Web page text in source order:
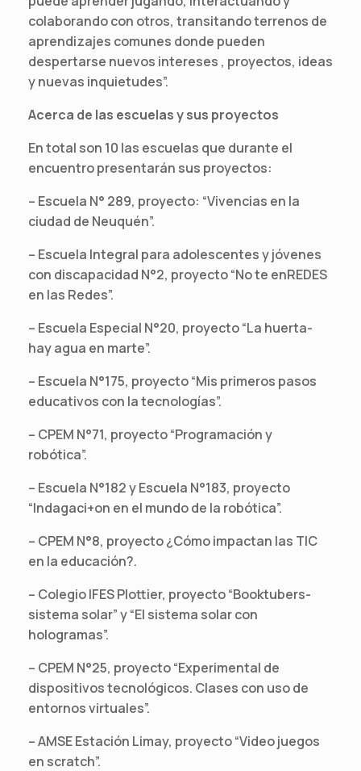
colaborando con otros, transitando terrenos de
aprendizajes comunes donde pueden
despertarse nuevos intereses , proyectos, ideas
y nuevas inquietudes”.
Acerca de las escuelas y sus proyectos
En total son 10 las escuelas que durante el
encuentro presentarán sus proyectos:
– Escuela N° 289, proyecto: “Vivencias en la
ciudad de Neuquén”.
– Escuela Integral para adolescentes y jóvenes
con discapacidad N°2, proyecto “No te enREDES
en las Redes”.
– Escuela Especial N°20, proyecto “La huerta-
hay agua en marte”.
– Escuela N°175, proyecto “Mis primeros pasos
educativos con la tecnologías”.
– CPEM N°71, proyecto “Programación y
robótica”.
– Escuela N°182 y Escuela N°183, proyecto
“Indagaci+on en el mundo de la robótica”.
– CPEM N°8, proyecto ¿Cómo impactan las TIC
en la educación?.
– Colegio IFES Plottier, proyecto “Booktubers-
sistema solar” y “El sistema solar con
hologramas”.
– CPEM N°25, proyecto “Experimental de
dispositivos tecnológicos. Clases con uso de
entornos virtuales”.
– AMSE Estación Limay, proyecto “Video juegos
en scratch”.